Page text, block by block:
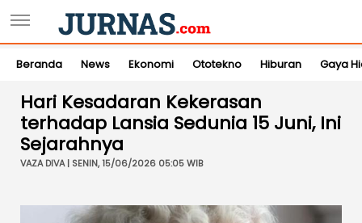
Beranda News Ekonomi Ototekno Hiburan Gaya
Hari Kesadaran Kekerasan
terhadap Lansia Sedunia 15 Juni, Ini
Sejarahnya
VAZA DIVA | SENIN, 15/06/2026 05:05 WIB